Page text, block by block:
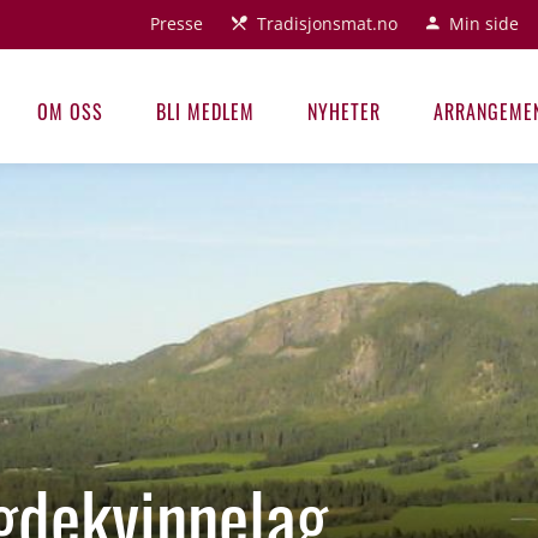
Presse Tradisjonsmat.no Min side
OM OSS BLI MEDLEM NYHETER